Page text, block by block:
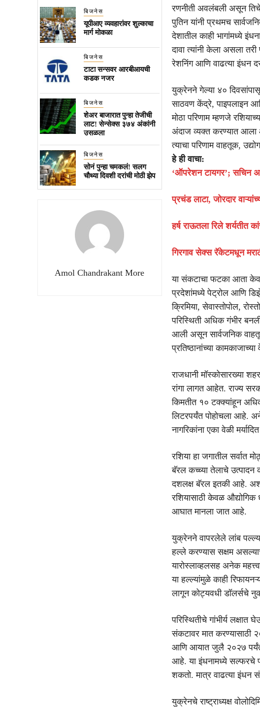
बिजनेस
यूपीआए व्यवहारांवर शुल्काचा
मार्ग मोकळा
बिजनेस
टाटा सन्सवर आरबीआयची
कडक नजर
बिजनेस
शेअर बाजारात पुन्हा तेजीची
लाट! सेन्सेक्स ३७४ अंकांनी
उसळला
बिजनेस
सोनं पुन्हा चमकलं! सलग
चौथ्या दिवशी दरांची मोठी झेप
Amol Chandrakant More
रणनीती अवलंबली असून तिचे
पुतिन यांनी प्रथमच
देशातील काही भागांमध्ये
दावा त्यांनी केला असला
रेशनिंग आणि वाढत्या इंधन
युक्रेनने गेल्या ४०
साठवण केंद्रे, पाइपलाइन
मोठा परिणाम म्हणजे
अंदाज व्यक्त करण्यात आला
त्याचा परिणाम वाहतूक,
हे ही वाचा:
‘ऑपरेशन टायगर’; सचिन
प्रचंड लाटा, जोरदार
हर्ष राऊतला रिले शर्यतीत
गिरगाव सेक्स रॅकेटमधून
या संकटाचा फटका आता केवळ
प्रदेशांमध्ये पेट्रोल आणि
क्रिमिया, सेवास्तोपोल,
परिस्थिती अधिक गंभीर
आली असून सार्वजनिक
प्रतिष्ठानांच्या
राजधानी मॉस्कोसारख्या
रांगा लागत आहेत. राज्य
किमतीत १० टक्क्यांहून
लिटरपर्यंत पोहोचला आहे.
नागरिकांना एका वेळी
रशिया हा जगातील सर्वात
बॅरल कच्च्या तेलाचे
दशलक्ष बॅरल इतकी आहे. अशा
रशियासाठी केवळ
आघात मानला जात आहे.
युक्रेनने वापरलेले लांब
हल्ले करण्यास सक्षम
यारोस्लाव्हलसह अनेक
या हल्ल्यांमुळे काही
लागून कोट्यवधी डॉलर्सचे
परिस्थितीचे गांभीर्य
संकटावर मात करण्यासाठी
आणि आयात जुलै २०२७ पर्यंत
आहे. या इंधनामध्ये सल्फरचे
शकतो. मात्र वाढत्या इंधन
युक्रेनचे राष्ट्राध्यक्ष